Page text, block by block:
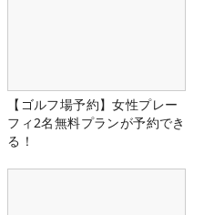
【ゴルフ場予約】女性プレー
フィ2名無料プランが予約でき
る！